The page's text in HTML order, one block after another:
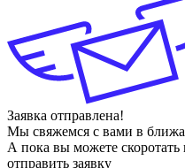
Заявка отправлена!
Мы свяжемся с вами в
А пока вы можете скоротать
отправить заявку